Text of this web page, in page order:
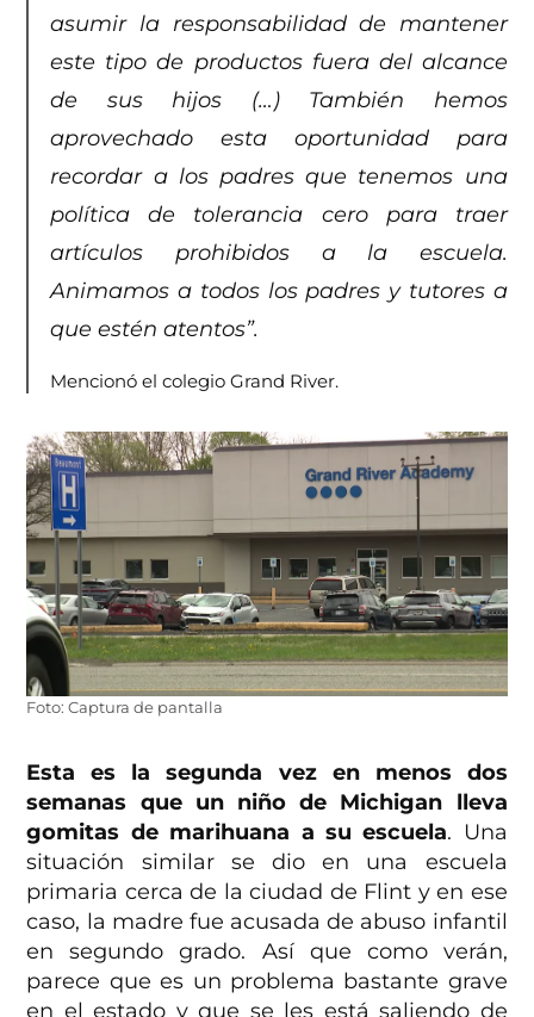
asumir la responsabilidad de mantener
este tipo de productos fuera del alcance
de sus hijos (…) También hemos
aprovechado esta oportunidad para
recordar a los padres que tenemos una
política de tolerancia cero para traer
artículos prohibidos a la escuela.
Animamos a todos los padres y tutores a
que estén atentos”.
Mencionó el colegio Grand River.
Foto: Captura de pantalla
Esta es la segunda vez en menos dos
semanas que un niño de Michigan lleva
gomitas de marihuana a su escuela. Una
situación similar se dio en una escuela
primaria cerca de la ciudad de Flint y en ese
caso, la madre fue acusada de abuso infantil
en segundo grado. Así que como verán,
parece que es un problema bastante grave
en el estado y que se les está saliendo de